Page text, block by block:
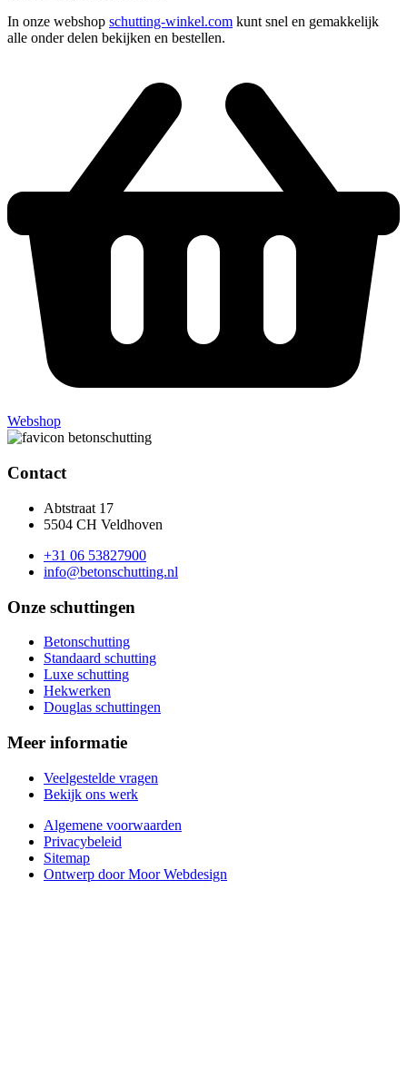
In onze webshop schutting-winkel.com kunt snel en gemakkelijk
alle onder delen bekijken en bestellen.
Webshop
Contact
Abtstraat 17
5504 CH Veldhoven
+31 06 53827900
info@betonschutting.nl
Onze schuttingen
Betonschutting
Standaard schutting
Luxe schutting
Hekwerken
Douglas schuttingen
Meer informatie
Veelgestelde vragen
Bekijk ons werk
Algemene voorwaarden
Privacybeleid
Sitemap
Ontwerp door Moor Webdesign